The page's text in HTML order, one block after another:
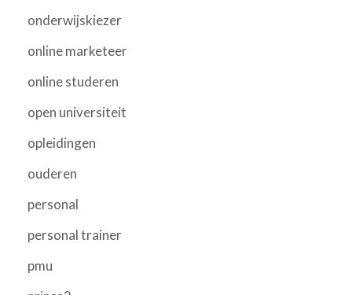
onderwijskiezer
online marketeer
online studeren
open universiteit
opleidingen
ouderen
personal
personal trainer
pmu